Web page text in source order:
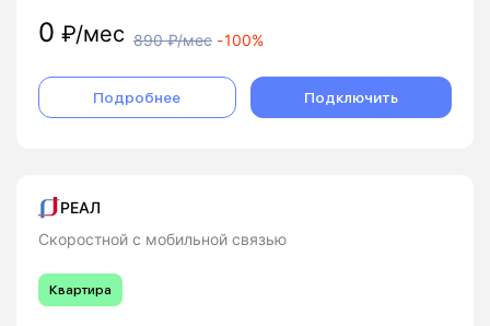
0 ₽/мес 890₽/мес -100%
Подробнее Подключить
РЕАЛ
Скоростной с мобильной связью
Квартира